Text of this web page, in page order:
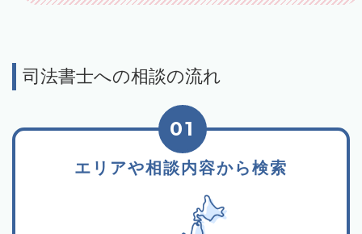
司法書士への相談の流れ
エリアや相談内容から検索
01